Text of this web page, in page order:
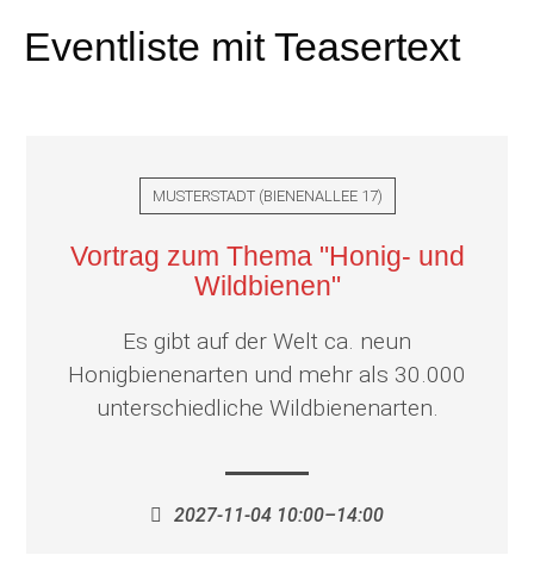
Eventliste mit Teasertext
MUSTERSTADT(BIENENALLEE 17)
Vortrag zum Thema "Honig- und
Wildbienen"
Es gibt auf der Welt ca. neun
Honigbienenarten und mehr als 30.000
unterschiedliche Wildbienenarten.
2027-11-04 10:00–14:00